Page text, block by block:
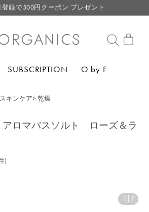
登録で500円クーポン プレゼント
のお問い合わせと商品配送に関しまして
登録で500円クーポン プレゼント
SUBSCRIPTION O by F
スキンケア> 乾燥
アロマバスソルト ローズ＆ラ
1 7